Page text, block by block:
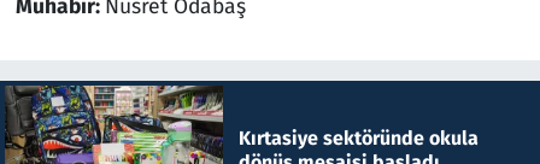
Muhabir: Nusret Odabaş
Kırtasiye sektöründe okula